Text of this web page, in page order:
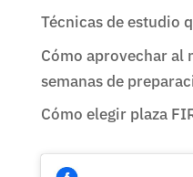
Técnicas de estudio
Cómo aprovechar al
semanas de
Cómo elegir plaza